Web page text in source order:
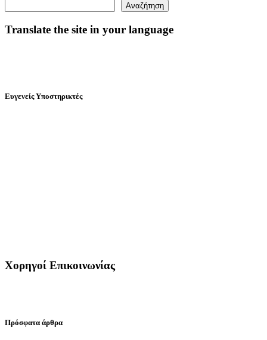
Αναζήτηση
Translate the site in your language
Ευγενείς Υποστηρικτές
Χορηγοί Επικοινωνίας
Πρόσφατα άρθρα